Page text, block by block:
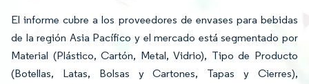
El informe cubre a los proveedores de envases para bebidas
de la región Asia Pacífico y el mercado está segmentado por
Material (Plástico, Cartón, Metal, Vidrio), Tipo de Producto
(Botellas, Latas, Bolsas y Cartones, Tapas y Cierres),